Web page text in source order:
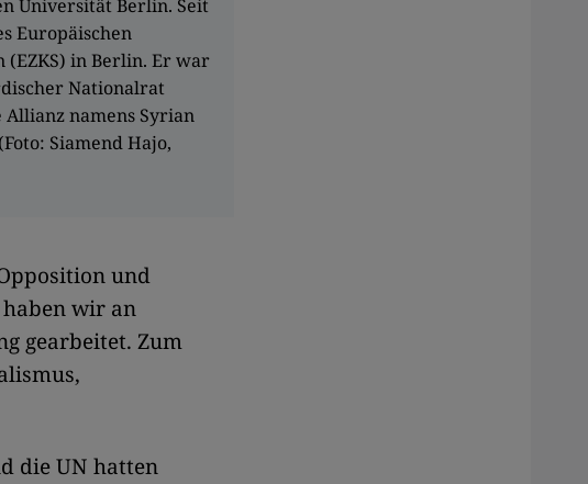
Universität Berlin. Seit
Europäischen
in Berlin. Er war
Nationalrat
namens Syrian
Siamend Hajo,
und
wir an
gearbeitet. Zum
die UN hatten